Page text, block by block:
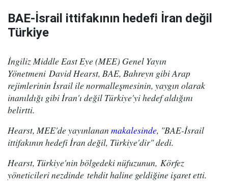
BAE-İsrail ittifakının hedefi İran değil
Türkiye
İngiliz Middle East Eye (MEE) Genel Yayın
Yönetmeni David Hearst, BAE, Bahreyn gibi Arap
rejimlerinin İsrail ile normalleşmesinin, yaygın olarak
inanıldığı gibi İran'ı değil Türkiye'yi hedef aldığını
belirtti.
Hearst, MEE'de yayınlanan makalesinde, "BAE-İsrail
ittifakının hedefi İran değil, Türkiye'dir" dedi.
Hearst, Türkiye'nin bölgedeki nüfuzunun, Körfez
yöneticileri nezdinde tehdit haline geldiğine işaret etti.